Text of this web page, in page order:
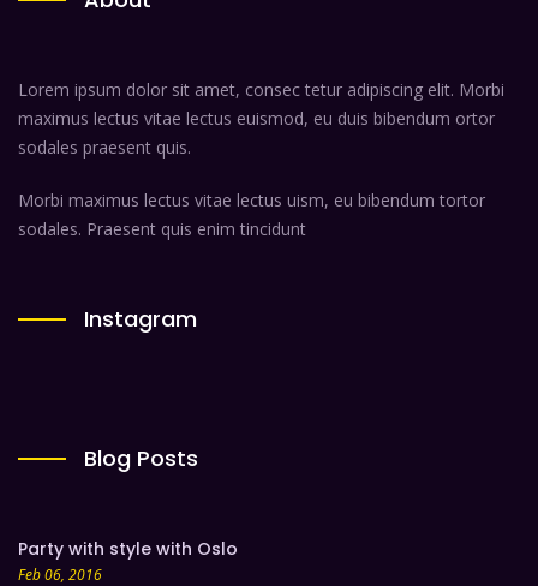
Lorem ipsum dolor sit amet, consec tetur adipiscing elit. Morbi
maximus lectus vitae lectus euismod, eu duis bibendum ortor
sodales praesent quis.
Morbi maximus lectus vitae lectus uism, eu bibendum tortor
sodales. Praesent quis enim tincidunt
Instagram
Blog Posts
Party with style with Oslo
Feb 06, 2016